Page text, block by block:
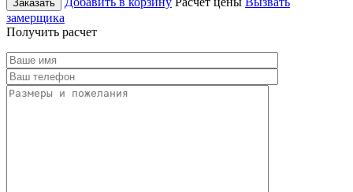
Заказать
замерщика
Получить расчет